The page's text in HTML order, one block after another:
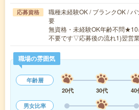
応募資格
職種未経験OK / ブランクOK /
要
無資格・未経験OK年齢不問
不要です▽応募後の流れ1)翌営
職場の雰囲気
年齢層
20代
30代 40
男女比率